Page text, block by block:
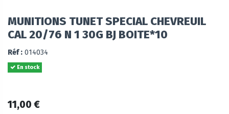
MUNITIONS TUNET SPECIAL CHEVREUIL
CAL 20/76 N 1 30G BJ BOITE*10
Réf : 014034
En stock
11,00 €